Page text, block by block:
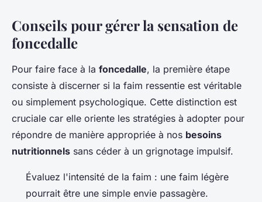
Conseils pour gérer la sensation de
foncedalle
Pour faire face à la foncedalle, la première étape
consiste à discerner si la faim ressentie est véritable
ou simplement psychologique. Cette distinction est
cruciale car elle oriente les stratégies à adopter pour
répondre de manière appropriée à nos besoins
nutritionnels sans céder à un grignotage impulsif.
Évaluez l'intensité de la faim : une faim légère
pourrait être une simple envie passagère.